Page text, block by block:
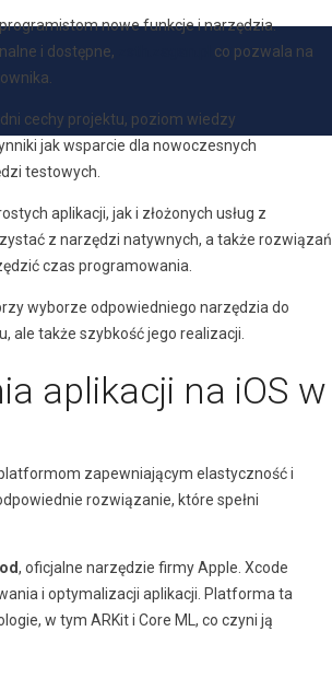
nowe funkcje i narzędzia.
i dostępne,
co pozwala na
cechy projektu, poziom wiedzy
jak wsparcie dla nowoczesnych
testowych.
aplikacji, jak i złożonych usług z
z narzędzi natywnych, a także rozwiązań
czas programowania.
wyborze odpowiedniego narzędzia do
ale także szybkość jego realizacji.
aplikacji na iOS w
zapewniającym elastyczność i
rozwiązanie, które spełni
, oficjalne narzędzie firmy Apple. Xcode
i optymalizacji aplikacji. Platforma ta
w tym ARKit i Core ML, co czyni ją